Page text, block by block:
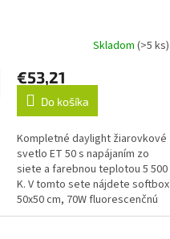
Skladom(>5 ks)
€53,21
Do košíka
Kompletné daylight žiarovkové
svetlo ET 50 s napájaním zo
siete a farebnou teplotou 5 500
K. V tomto sete nájdete softbox
50x50 cm, 70W fluorescenčnú
žiarovku a 1,8 m vysoký...